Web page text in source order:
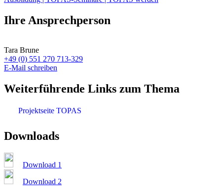
Ihre Ansprechperson
Tara Brune
+49 (0) 551 270 713-329
E-Mail schreiben
Weiterführende Links zum Thema
Projektseite TOPAS
Downloads
Download 1
Download 2